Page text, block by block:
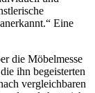
Eine
die Möbelmesse
ihn begeisterten
vergleichbaren